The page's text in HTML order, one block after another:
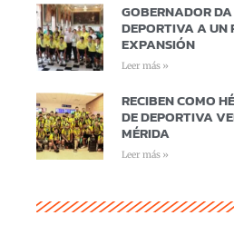
GOBERNADOR
DEPORTIVA A UN
EXPANSIÓN
Leer más »
RECIBEN COMO
DE DEPORTIVA
MÉRIDA
Leer más »